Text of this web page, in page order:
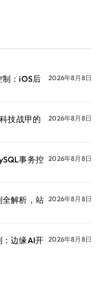
制：iOS后
2026年8月8日
技战甲的
2026年8月8日
事务控 2026年8月8日
全解析，站 2026年8月8日
：边缘AI开
2026年8月8日